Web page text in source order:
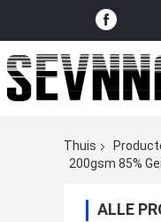
Thuis
200gsm 85%
ALLE